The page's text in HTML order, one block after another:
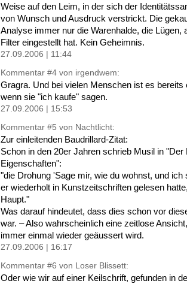
Weise auf den Leim, in der sich der
von Wunsch und Ausdruck verstrickt. Die
Analyse immer nur die Warenhalde, die Lügen,
Filter eingestellt hat. Kein Geheimnis.
27.09.2006 | 11:44
Kommentar #4 von irgendwem:
Gragra. Und bei vielen Menschen ist es
wenn sie "ich kaufe" sagen.
27.09.2006 | 15:53
Kommentar #5 von Nachtlicht:
Zur einleitenden Baudrillard-Zitat:
Schon in den 20er Jahren schrieb Musil in "Der
Eigenschaften":
"die Drohung 'Sage mir, wie du wohnst, und ich
er wiederholt in Kunstzeitschriften gelesen
Haupt."
Was darauf hindeutet, dass dies schon vor
war. – Also wahrscheinlich eine zeitlose
immer einmal wieder geäussert wird.
27.09.2006 | 16:17
Kommentar #6 von Loser Blissett:
Oder wie wir auf einer Keilschrift, gefunden in